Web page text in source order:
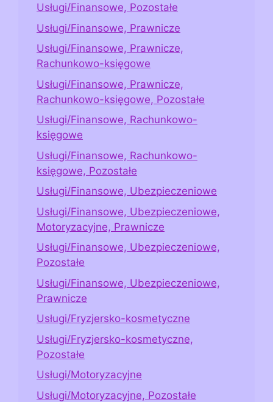
Usługi/Finansowe, Pozostałe
Usługi/Finansowe, Prawnicze
Usługi/Finansowe, Prawnicze,
Rachunkowo-księgowe
Usługi/Finansowe, Prawnicze,
Rachunkowo-księgowe, Pozostałe
Usługi/Finansowe, Rachunkowo-
księgowe
Usługi/Finansowe, Rachunkowo-
księgowe, Pozostałe
Usługi/Finansowe, Ubezpieczeniowe
Usługi/Finansowe, Ubezpieczeniowe,
Motoryzacyjne, Prawnicze
Usługi/Finansowe, Ubezpieczeniowe,
Pozostałe
Usługi/Finansowe, Ubezpieczeniowe,
Prawnicze
Usługi/Fryzjersko-kosmetyczne
Usługi/Fryzjersko-kosmetyczne,
Pozostałe
Usługi/Motoryzacyjne
Usługi/Motoryzacyjne, Pozostałe